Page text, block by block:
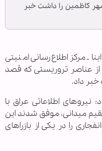
کاظمین را داشت خبر
ـ مرکز اطلاع‌رسانی امنیتی
عناصر تروریستی که قصد
داد.
نیروهای اطلاعاتی عراق با
میدانی، موفق شدند این
را در یکی از بازراهای